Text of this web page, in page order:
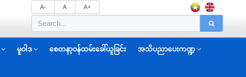
A- A A+
မူဝါဒ စေတနာ့ဝန်ထမ်းခေါ်ယူခြင်း အသိပညာပေးကဏ္ဍ